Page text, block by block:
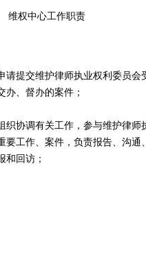
权中心工作职责
提交维护律师执业权利委员会
、督办的案件；
调有关工作，参与维护律师
工作、案件，负责报告、沟通
回访；